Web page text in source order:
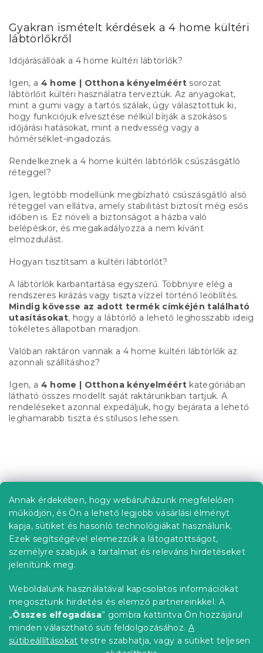
Annak érdekében, hogy webáruházunk megfelelően
működjön, és Ön a lehető legjobb vásárlási élményt
kapja, sütiket és hasonló technológiákat használunk.
Ezek segítségével elemezzük a látogatottságot,
személyre szabjuk a tartalmat és releváns hirdetéseket
jelenítünk meg.
Weboldalunk használatával kapcsolatos információkat
megosztunk hirdetési és elemző partnereinkkel. A
„Összes elfogadása” gombra kattintva Ön hozzájárul
minden választható süti feldolgozásához. A
sütibeállításokat testre szabhatja, vagy a sütiket teljesen
Gyakran ismételt kérdések a 4 home kültéri
lábtörlőkről
Időjárásállóak a 4 home kültéri lábtörlők?
Igen, a 4 home | Otthona kényelméért sorozat
lábtörlőit kültéri használatra terveztük. Az anyagokat,
mint a gumi vagy a tartós szálak, úgy választottuk ki,
hogy funkciójuk elvesztése nélkül bírják a szokásos
időjárási hatásokat, mint a nedvesség vagy a
hőmérséklet-ingadozás.
Rendelkeznek a 4 home kültéri lábtörlők csúszásgátló
réteggel?
Igen, legtöbb modellünk megbízható csúszásgátló alsó
réteggel van ellátva, amely stabilitást biztosít még esős
időben is. Ez növeli a biztonságot a házba való
belépéskor, és megakadályozza a nem kívánt
elmozdulást.
Hogyan tisztítsam a kültéri lábtörlőt?
A lábtörlők karbantartása egyszerű. Többnyire elég a
rendszeres kirázás vagy tiszta vízzel történő leöblítés.
Mindig kövesse az adott termék címkéjén található
utasításokat, hogy a lábtörlő a lehető leghosszabb ideig
tökéletes állapotban maradjon.
Valóban raktáron vannak a 4 home kültéri lábtörlők az
azonnali szállításhoz?
Igen, a 4 home | Otthona kényelméért kategóriában
látható összes modellt saját raktárunkban tartjuk. A
rendeléseket azonnal expedáljuk, hogy bejárata a lehető
leghamarabb tiszta és stílusos lehessen.
á
Információ az Ön számára
Rendelés követése
Szállítási lehetőségek
Fizetési lehetőségek
Reklamáció és áruvisszaküldés
Elérhetőség
Általános szerződési feltételek
Adatvédelmi nyilatkozat
Blog
Partnereinknek